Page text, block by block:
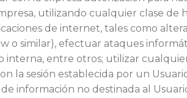
utilizando cualquier clase de
de internet, tales como
o similar), efectuar ataques
entre otros; utilizar
la sesión establecida por un
información no destinada al